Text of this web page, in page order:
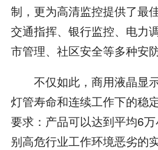
制，更为高清监控提供了最
交通指挥、银行监控、电力
市管理、社区安全等多种安
不仅如此，商用液晶显
灯管寿命和连续工作下的稳
要求：产品可以达到平均6
别高危行业工作环境恶劣的